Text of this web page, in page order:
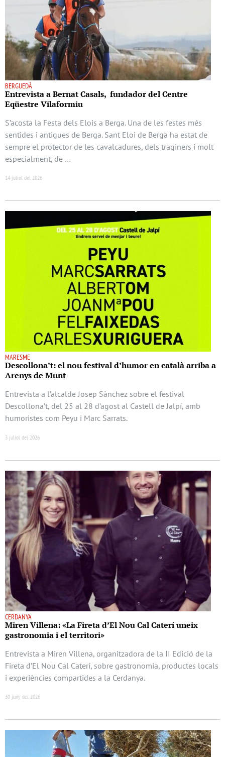
BERGUEDÀ
Entrevista a Bernat Casals, fundador del Centre
Eqüestre Vilaformiu
S’acosta la Festa dels Elois a Berga. Una de les festes més
sentides i antigues de Berga. Sant Eloi de Berga ha estat de
sempre el protector de les cavalcadures, dels traginers i molt
especialment, de …
14 juliol del 2026
MARESME
Descollona’t: el nou festival d’humor en català arriba a
Arenys de Munt
Entrevista a l’alcalde Josep Sànchez sobre el festival
Descollona’t, del 25 al 28 d’agost al Castell de Jalpí, amb
humoristes com Peyu i Marc Sarrats.
3 juliol del 2026
CERDANYA
Miren Villena: «La Fireta d’El Nou Cal Caterí uneix
gastronomia i el territori»
Entrevista a Miren Villena, organitzadora de la II Edició de la
Fireta d’El Nou Cal Caterí, sobre gastronomia, productes locals
i experiències compartides a la Cerdanya.
30 juny del 2026